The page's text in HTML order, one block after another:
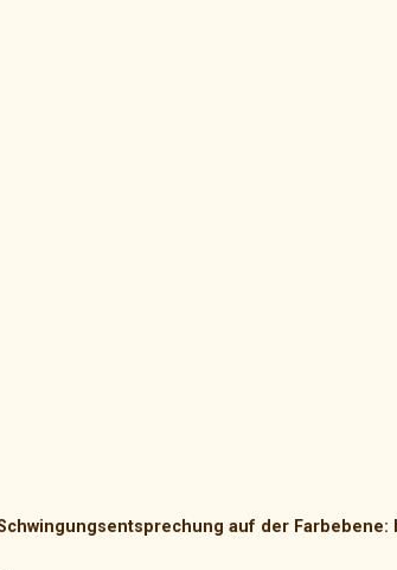
auf der Farbebene: